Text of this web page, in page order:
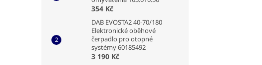
354 Kč
DAB EVOSTA2 40-70/180
Elektronické oběhové
čerpadlo pro otopné
systémy 60185492
3 190 Kč